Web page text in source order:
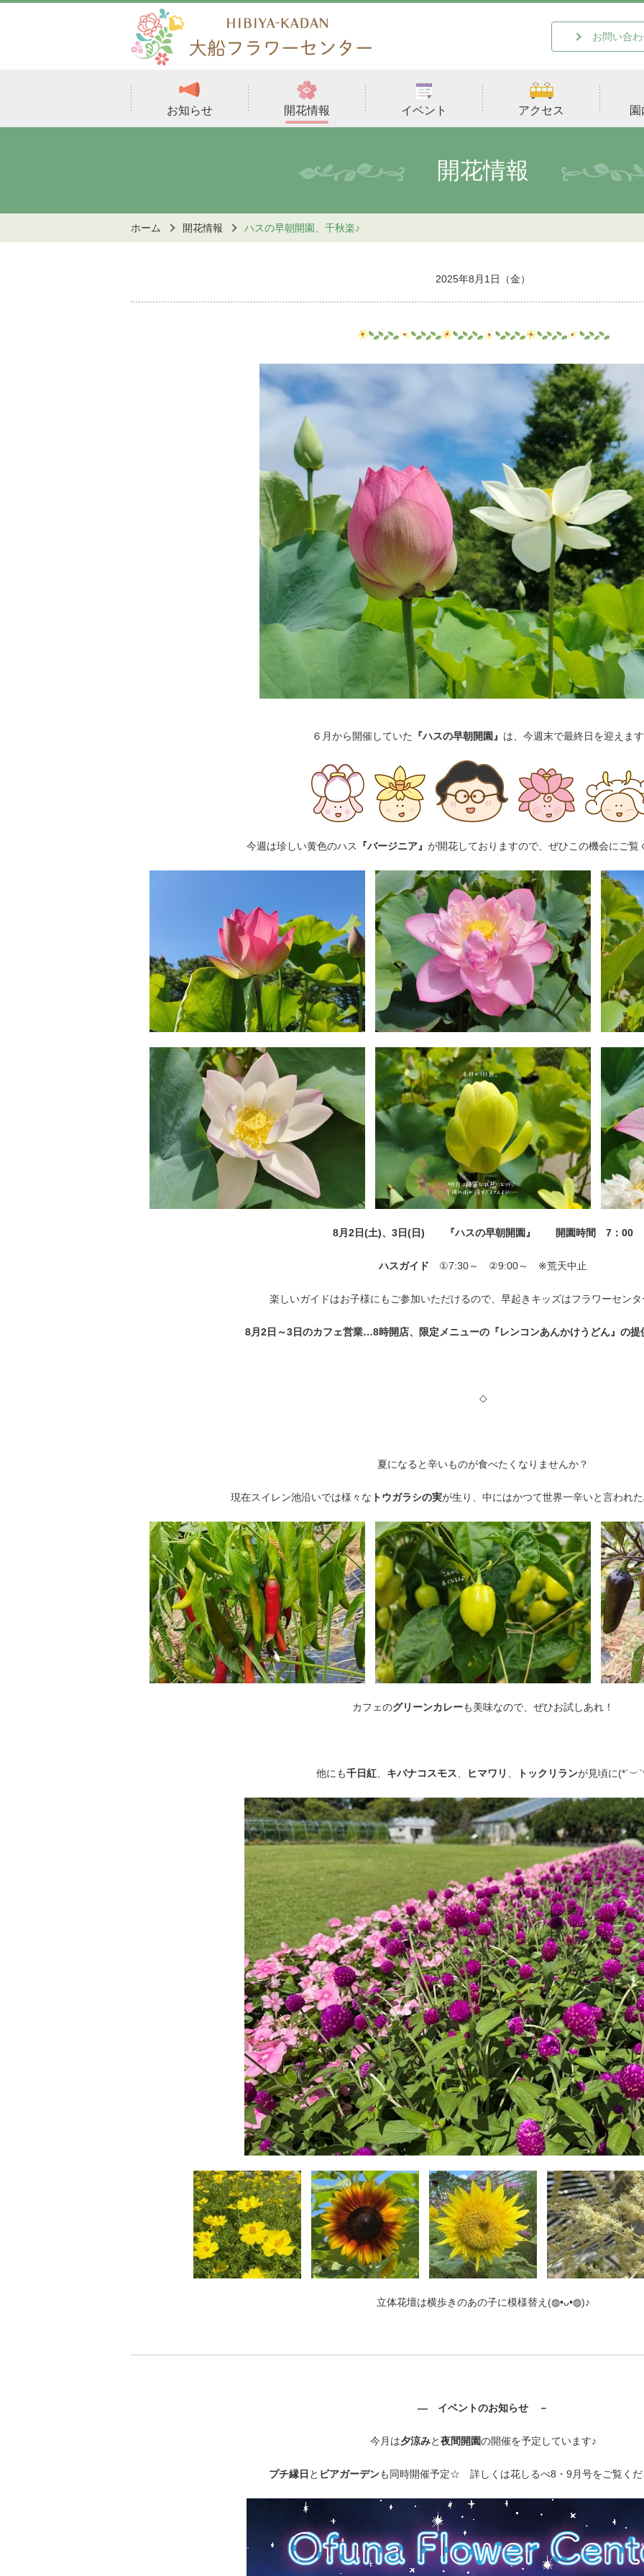
お知らせ 開花情報 イベント アクセス
お問い合
開花情報
ホーム 開花情報 ハスの早朝開園、千秋楽♪
2025年8月1日（金）
６月から開催していた 『ハスの早朝開園』 は、今週末で最終日を迎えま
今週は珍しい黄色のハス 『バージニア』 が開花しておりますので、ぜひこの機会にご覧
8月2日(土)、3日(日) 『ハスの早朝開園』 開園時間 7：00
ハスガイド ①7:30～ ②9:00～ ※荒天中止
楽しいガイドはお子様にもご参加いただけるので、早起きキッズはフラワーセン
8月2日～3日のカフェ営業…8時開店、限定メニューの『レンコンあんかけうどん』の提
◇
夏になると辛いものが食べたくなりませんか？
現在スイレン池沿いでは様々な トウガラシの実が生り、中にはかつて世界一辛いと言われた
カフェのグリーンカレーも美味なので、ぜひお試しあれ！
他にも千日紅 キバナコスモス ヒマワリ トックリランが見頃に
立体花壇は横歩きのあの子に模様替え(◍⁠•⁠ᴗ⁠•⁠◍⁠)♪
― イベントのお知らせ －
今月は夕涼みと夜間開園の開催を予定しています♪
プチ縁日 と ビアガーデンも同時開催予定☆ 詳しくは花しるべ8・9月号をご覧く